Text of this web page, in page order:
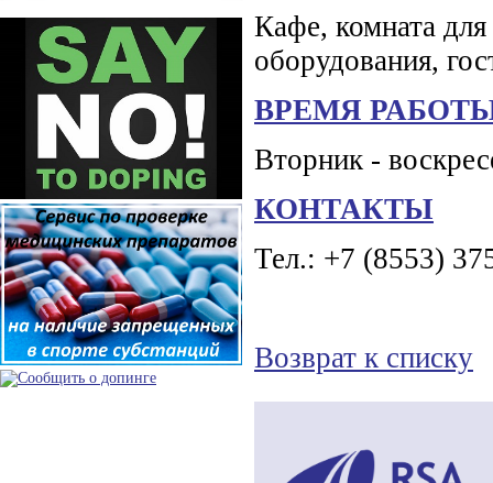
Кафе, комната
оборудования,
ВРЕМЯ
Вторник -
КОНТАКТЫ
Тел.: +7 (8553)
Возврат к списку